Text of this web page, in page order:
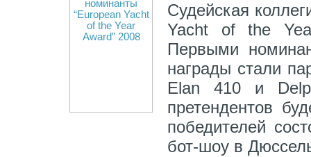
Судейская
Yacht of the
Первыми
награды стали
Elan 410 и
претендентов
победителей
бот-шоу в